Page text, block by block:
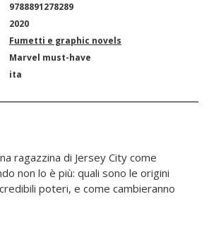
9788891278289
2020
Fumetti e graphic novels
Marvel must-have
ita
ragazzina di Jersey City come
non lo è più: quali sono le origini
poteri, e come cambieranno